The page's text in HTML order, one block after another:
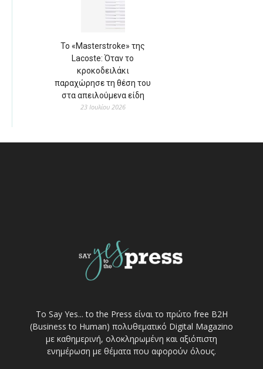
Το «Masterstroke» της
Lacoste: Όταν το
κροκοδειλάκι
παραχώρησε τη θέση του
στα απειλούμενα είδη
23 Ιουλίου 2026
Το Say Yes... to the Press είναι το πρώτο free Β2Η
(Business to Human) πολυθεματικό Digital Magazino
με καθημερινή, ολοκληρωμένη και αξιόπιστη
ενημέρωση με θέματα που αφορούν όλους.